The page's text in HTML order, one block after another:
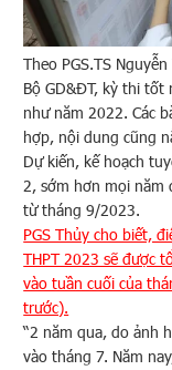
Theo PGS.TS
Bộ GD&ĐT, kỳ thi tốt
như năm 2022. Các
hợp, nội dung cũng
Dự kiến, kế hoạch
2, sớm hơn mọi năm
từ tháng 9/2023.
PGS Thủy cho biết,
THPT 2023 sẽ được
vào tuần cuối của
trước).
“2 năm qua, do ảnh
vào tháng 7. Năm